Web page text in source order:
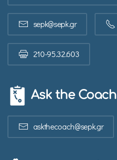
sepk@sepk.gr
210-95.32.603
Ask the Coach
askthecoach@sepk.gr